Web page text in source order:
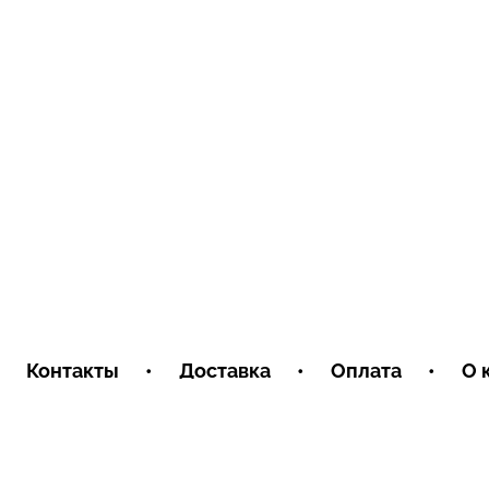
Контакты • Доставка • Оплата • О